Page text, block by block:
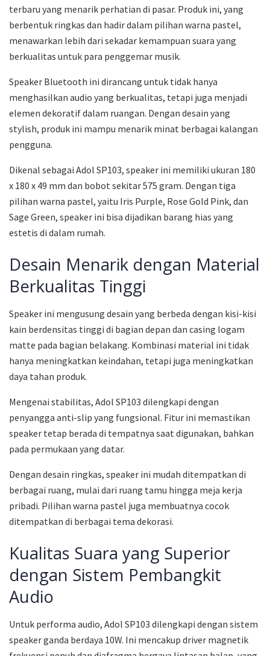
terbaru yang menarik perhatian di pasar. Produk ini, yang
berbentuk ringkas dan hadir dalam pilihan warna pastel,
menawarkan lebih dari sekadar kemampuan suara yang
berkualitas untuk para penggemar musik.
Speaker Bluetooth ini dirancang untuk tidak hanya
menghasilkan audio yang berkualitas, tetapi juga menjadi
elemen dekoratif dalam ruangan. Dengan desain yang
stylish, produk ini mampu menarik minat berbagai kalangan
pengguna.
Dikenal sebagai Adol SP103, speaker ini memiliki ukuran 180
x 180 x 49 mm dan bobot sekitar 575 gram. Dengan tiga
pilihan warna pastel, yaitu Iris Purple, Rose Gold Pink, dan
Sage Green, speaker ini bisa dijadikan barang hias yang
estetis di dalam rumah.
Desain Menarik dengan Material
Berkualitas Tinggi
Speaker ini mengusung desain yang berbeda dengan kisi-kisi
kain berdensitas tinggi di bagian depan dan casing logam
matte pada bagian belakang. Kombinasi material ini tidak
hanya meningkatkan keindahan, tetapi juga meningkatkan
daya tahan produk.
Mengenai stabilitas, Adol SP103 dilengkapi dengan
penyangga anti-slip yang fungsional. Fitur ini memastikan
speaker tetap berada di tempatnya saat digunakan, bahkan
pada permukaan yang datar.
Dengan desain ringkas, speaker ini mudah ditempatkan di
berbagai ruang, mulai dari ruang tamu hingga meja kerja
pribadi. Pilihan warna pastel juga membuatnya cocok
ditempatkan di berbagai tema dekorasi.
Kualitas Suara yang Superior
dengan Sistem Pembangkit
Audio
Untuk performa audio, Adol SP103 dilengkapi dengan sistem
speaker ganda berdaya 10W. Ini mencakup driver magnetik